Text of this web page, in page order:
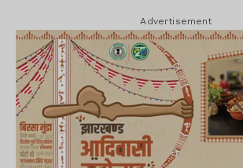
Advertisement